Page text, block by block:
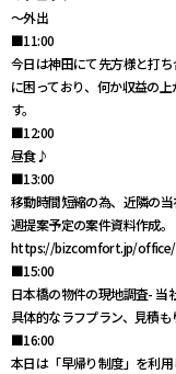
～外出
■11:00
今日は神田にて先方様と打
に困っており、何か収益の
す。
■12:00
昼食♪
■13:00
移動時間短縮の為、近隣の
週提案予定の案件資料作成。
https://bizcomfort.jp/
■15:00
日本橋の物件の現地調査- 当
具体的なラフプラン、見積も
■16:00
本日は「早帰り制度」を利用